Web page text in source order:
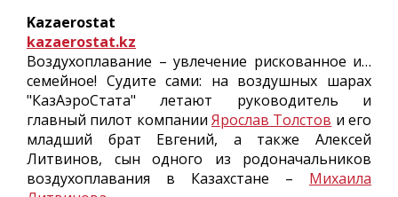
Kazaerostat
kazaerostat.kz
Воздухоплавание – увлечение рискованное и…
семейное! Судите сами: на воздушных шарах
"КазАэроСтата" летают руководитель и
главный пилот компании Ярослав Толстов и его
младший брат Евгений, а также Алексей
Литвинов, сын одного из родоначальников
воздухоплавания в Казахстане – Михаила